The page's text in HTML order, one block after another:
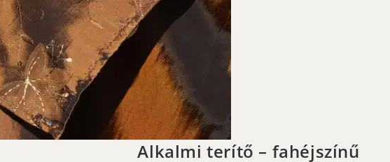
Alkalmi terítő – fahéjszínű